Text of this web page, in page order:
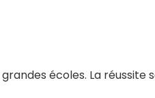
écoles. La réussite